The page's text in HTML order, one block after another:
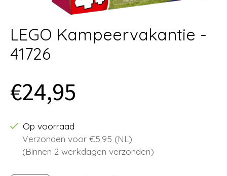
LEGO Kampeervakantie -
41726
€24,95
Op voorraad
Verzonden voor €5.95 (NL)
(Binnen 2 werkdagen verzonden)